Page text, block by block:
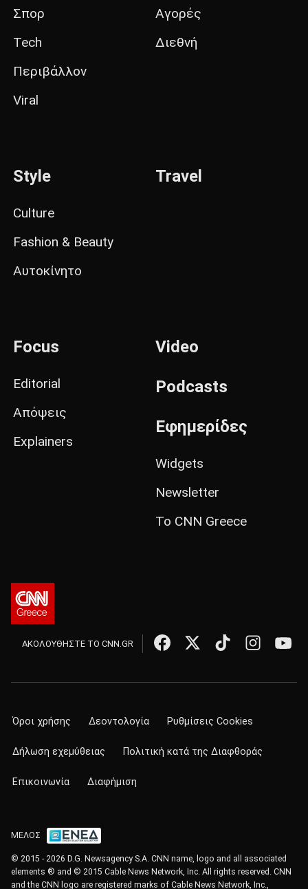
Σπορ
Tech
Περιβάλλον
Viral
Αγορές
Διεθνή
Style
Culture
Fashion & Beauty
Αυτοκίνητο
Travel
Focus
Editorial
Απόψεις
Explainers
Video
Podcasts
Εφημερίδες
Widgets
Newsletter
Το CNN Greece
ΑΚΟΛΟΥΘΗΣΤΕ ΤΟ CNN.GR
Όροι χρήσης Δεοντολογία Ρυθμίσεις Cookies
Δήλωση εχεμύθειας Πολιτική κατά της Διαφθοράς
Επικοινωνία Διαφήμιση
ΜΕΛΟΣ
© 2015 - 2026 D.G. Newsagency S.A. CNN name, logo and all associated
elements ® and © 2015 Cable News Network, Inc. All rights reserved. CNN
and the CNN logo are registered marks of Cable News Network, Inc.,